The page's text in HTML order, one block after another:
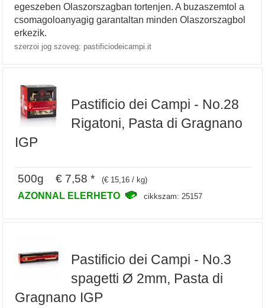
egeszeben Olaszorszagban tortenjen. A buzaszemtol a
csomagoloanyagig garantaltan minden Olaszorszagbol
erkezik.
szerzoi jog szoveg: pastificiodeicampi.it
Pastificio dei Campi - No.28
Rigatoni, Pasta di Gragnano
IGP
500g € 7,58 * (€ 15,16 / kg)
AZONNAL ELERHETO cikkszam: 25157
Pastificio dei Campi - No.3
spagetti Ø 2mm, Pasta di
Gragnano IGP